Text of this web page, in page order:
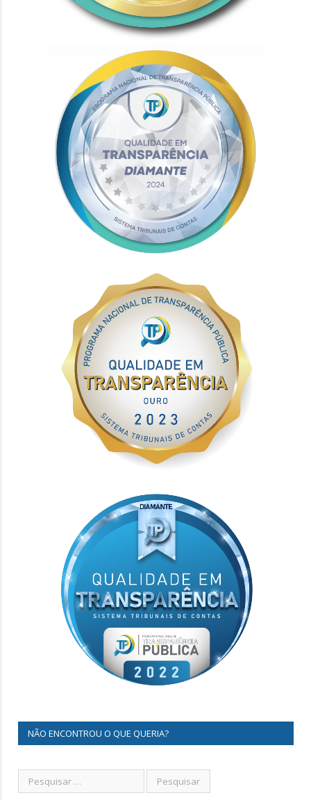
NÃO ENCONTROU O QUE QUERIA?